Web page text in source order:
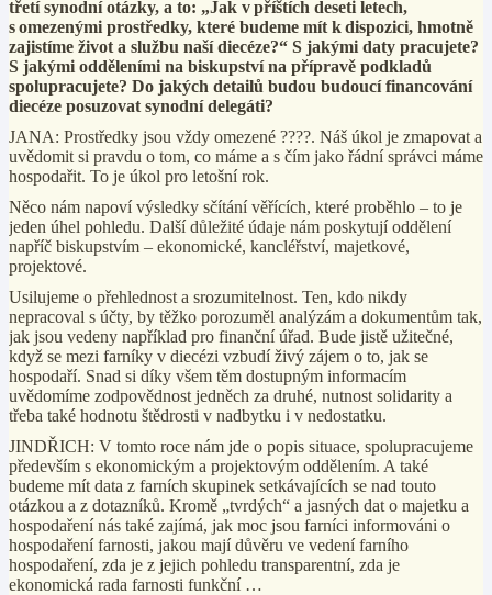
třetí synodní otázky, a to: „Jak vpříštích deseti letech,
somezenými prostředky, které budeme mít kdispozici, hmotně
zajistíme život a službu naší diecéze?“ S jakými daty pracujete?
S jakými odděleními na biskupství na přípravě podkladů
spolupracujete? Do jakých detailů budou budoucí financování
diecéze posuzovat synodní delegáti?
JANA: Prostředky jsou vždy omezené ????. Náš úkol je zmapovat a
uvědomit si pravdu o tom, co máme a s čím jako řádní správci máme
hospodařit. To je úkol pro letošní rok.
Něco nám napoví výsledky sčítání věřících, které proběhlo – to je
jeden úhel pohledu. Další důležité údaje nám poskytují oddělení
napříč biskupstvím – ekonomické, kancléřství, majetkové,
projektové.
Usilujeme o přehlednost a srozumitelnost. Ten, kdo nikdy
nepracoval s účty, by těžko porozuměl analýzám a dokumentům tak,
jak jsou vedeny například pro finanční úřad. Bude jistě užitečné,
když se mezi farníky v diecézi vzbudí živý zájem o to, jak se
hospodaří. Snad si díky všem těm dostupným informacím
uvědomíme zodpovědnost jedněch za druhé, nutnost solidarity a
třeba také hodnotu štědrosti v nadbytku i v nedostatku.
JINDŘICH: V tomto roce nám jde o popis situace, spolupracujeme
především s ekonomickým a projektovým oddělením. A také
budeme mít data z farních skupinek setkávajících se nad touto
otázkou a z dotazníků. Kromě „tvrdých“ a jasných dat o majetku a
hospodaření nás také zajímá, jak moc jsou farníci informováni o
hospodaření farnosti, jakou mají důvěru ve vedení farního
hospodaření, zda je z jejich pohledu transparentní, zda je
ekonomická rada farnosti funkční …